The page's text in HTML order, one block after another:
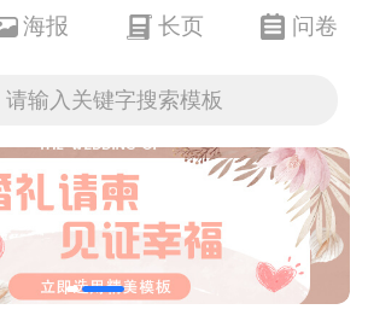
海报 长页 问卷
请输入关键字搜索模板